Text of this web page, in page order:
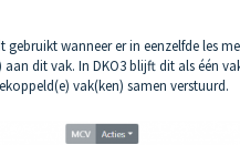
gebruikt wanneer er in eenzelfde les
dit vak. In DKO3 blijft dit als één
vak(ken) samen verstuurd.